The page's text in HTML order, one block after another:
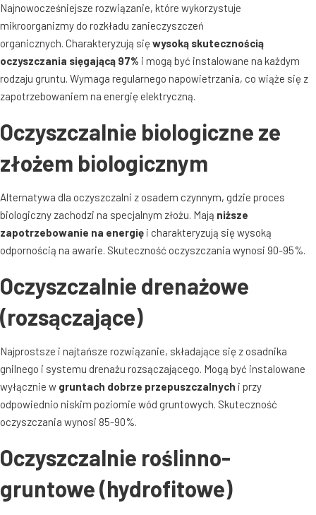
Najnowocześniejsze rozwiązanie, które wykorzystuje
mikroorganizmy do rozkładu zanieczyszczeń
organicznych. Charakteryzują się wysoką skutecznością
oczyszczania sięgającą 97% i mogą być instalowane na każdym
rodzaju gruntu. Wymaga regularnego napowietrzania, co wiąże się z
zapotrzebowaniem na energię elektryczną.
Oczyszczalnie biologiczne ze
złożem biologicznym
Alternatywa dla oczyszczalni z osadem czynnym, gdzie proces
biologiczny zachodzi na specjalnym złożu. Mają niższe
zapotrzebowanie na energię i charakteryzują się wysoką
odpornością na awarie. Skuteczność oczyszczania wynosi 90-95%.
Oczyszczalnie drenażowe
(rozsączające)
Najprostsze i najtańsze rozwiązanie, składające się z osadnika
gnilnego i systemu drenażu rozsączającego. Mogą być instalowane
wyłącznie w gruntach dobrze przepuszczalnych i przy
odpowiednio niskim poziomie wód gruntowych. Skuteczność
oczyszczania wynosi 85-90%.
Oczyszczalnie roślinno-
gruntowe (hydrofitowe)